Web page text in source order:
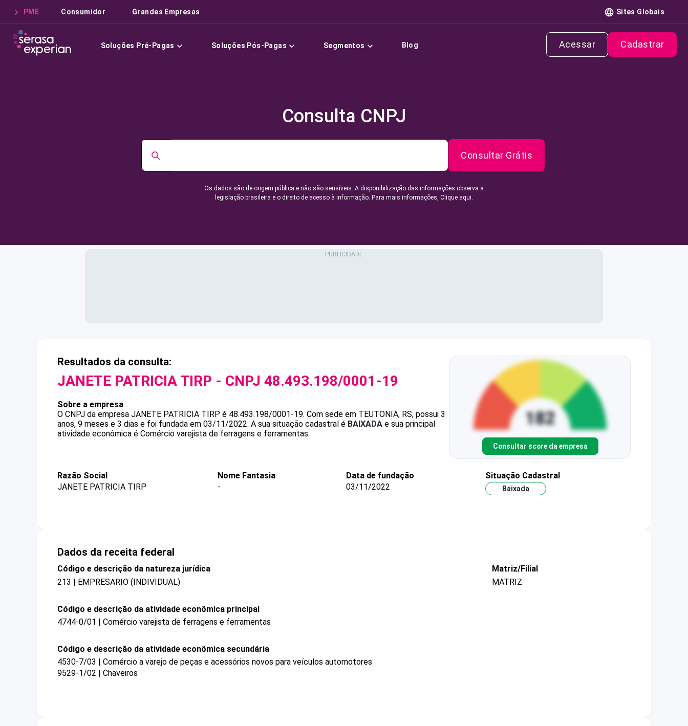
PME Consumidor Grandes Empresas Sites Globais
Soluções Pré-Pagas Soluções Pós-Pagas Segmentos Blog Acessar Cadastrar
Consulta CNPJ
Consultar Grátis
Os dados são de origem pública e não são sensíveis. A disponibilização das informações observa a
legislação brasileira e o direito de acesso à informação. Para mais informações, Clique aqui.
Resultados da consulta:
JANETE PATRICIA TIRP - CNPJ 48.493.198/0001-19
Sobre a empresa
O CNPJ da empresa JANETE PATRICIA TIRP é 48.493.198/0001-19. Com sede em TEUTONIA, RS, possui 3
anos, 9 meses e 3 dias e foi fundada em 03/11/2022. A sua situação cadastral é BAIXADA e sua principal
atividade econômica é Comércio varejista de ferragens e ferramentas.
Consultar score da empresa
Razão Social
JANETE PATRICIA TIRP
Nome Fantasia
-
Data de fundação
03/11/2022
Situação Cadastral
Baixada
Dados da receita federal
Código e descrição da natureza jurídica
213 | EMPRESARIO (INDIVIDUAL)
Matriz/Filial
MATRIZ
Código e descrição da atividade econômica principal
4744-0/01 | Comércio varejista de ferragens e ferramentas
Código e descrição da atividade econômica secundária
4530-7/03 | Comércio a varejo de peças e acessórios novos para veículos automotores
9529-1/02 | Chaveiros